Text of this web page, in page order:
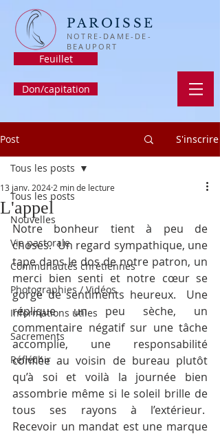
PAROISSE
NOTRE-DAME-DE-
BEAUPORT
Feuillet
Don/capitation
Post S'inscrire
Tous les posts
Nouvelles
Vie pastorale
Communautés chrétiennes
Photographies / Vidéos
Informations utiles
Sacrements
Réfléchir
Tous les posts
L'appel
13 janv. 2024 2 min de lecture
Notre bonheur tient à peu de
choses.  Un regard sympathique, une
tape dans le dos de notre patron, un
merci bien senti et notre cœur se
gorge de sentiments heureux.  Une
réplique un peu sèche, un
commentaire négatif sur une tâche
accomplie, une responsabilité
confiée au voisin de bureau plutôt
qu’à soi et voilà la journée bien
assombrie même si le soleil brille de
tous ses rayons à l’extérieur.
Recevoir un mandat est une marque